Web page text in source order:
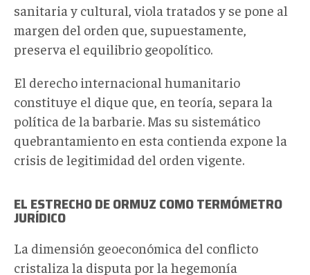
sanitaria y cultural, viola tratados y se pone al
margen del orden que, supuestamente,
preserva el equilibrio geopolítico.
El derecho internacional humanitario
constituye el dique que, en teoría, separa la
política de la barbarie. Mas su sistemático
quebrantamiento en esta contienda expone la
crisis de legitimidad del orden vigente.
EL ESTRECHO DE ORMUZ COMO TERMÓMETRO
JURÍDICO
La dimensión geoeconómica del conflicto
cristaliza la disputa por la hegemonía